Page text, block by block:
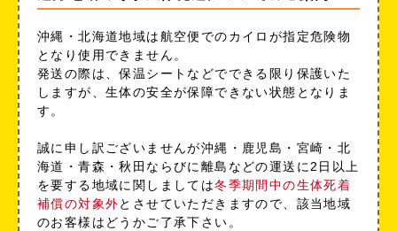
沖縄・北海道地域は航空便でのカイロが指定危険物
となり使用できません。
発送の際は、保温シートなどでできる限り保護いた
しますが、生体の安全が保障できない状態となりま
す。
誠に申し訳ございませんが沖縄・鹿児島・宮崎・北
海道・青森・秋田ならびに離島などの運送に2日以上
を要する地域に関しましては冬季期間中の生体死着
補償の対象外とさせていただきますので、該当地域
のお客様はどうかご了承下さい。